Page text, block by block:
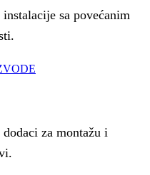
sa povećanim
za montažu i